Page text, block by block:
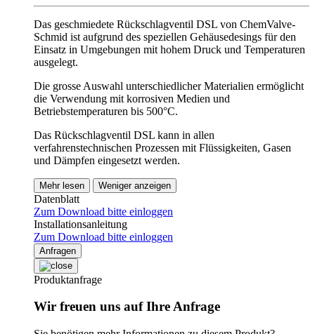
Das geschmiedete Rückschlagventil DSL von ChemValve-
Schmid ist aufgrund des speziellen Gehäusedesings für den
Einsatz in Umgebungen mit hohem Druck und Temperaturen
ausgelegt.
Die grosse Auswahl unterschiedlicher Materialien ermöglicht
die Verwendung mit korrosiven Medien und
Betriebstemperaturen bis 500°C.
Das Rückschlagventil DSL kann in allen
verfahrenstechnischen Prozessen mit Flüssigkeiten, Gasen
und Dämpfen eingesetzt werden.
Mehr lesen Weniger anzeigen
Datenblatt
Zum Download bitte einloggen
Installationsanleitung
Zum Download bitte einloggen
Anfragen
Produktanfrage
Wir freuen uns auf Ihre Anfrage